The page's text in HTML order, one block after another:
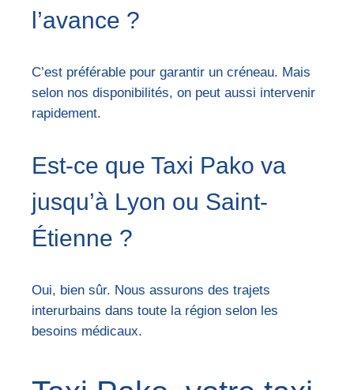
l’avance ?
C’est préférable pour garantir un créneau. Mais
selon nos disponibilités, on peut aussi intervenir
rapidement.
Est-ce que Taxi Pako va
jusqu’à Lyon ou Saint-
Étienne ?
Oui, bien sûr. Nous assurons des trajets
interurbains dans toute la région selon les
besoins médicaux.